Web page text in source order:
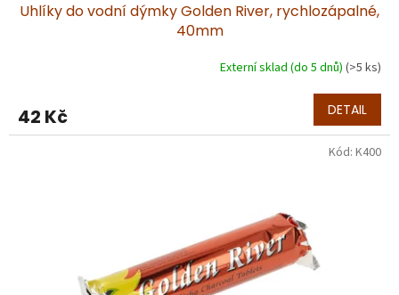
Uhlíky do vodní dýmky Golden River, rychlozápalné,
40mm
Externí sklad (do 5 dnů) (>5 ks)
42 Kč DETAIL
Kód: K400